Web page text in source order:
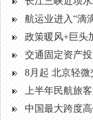
航运业进入“滴
上半年民航旅